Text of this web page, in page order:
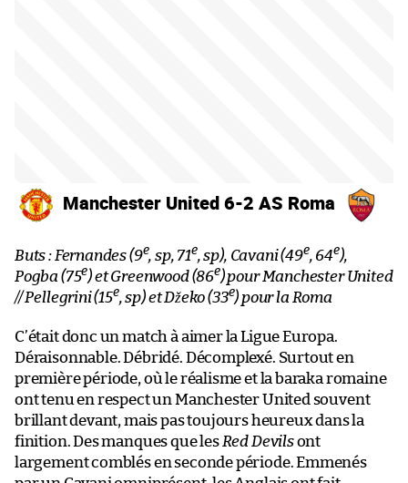
Manchester United 6-2 AS Roma
Buts : Fernandes (9e, sp, 71e, sp), Cavani (49e, 64e),
Pogba (75e) et Greenwood (86e) pour Manchester United
// Pellegrini (15e, sp) et Džeko (33e) pour la Roma
C’était donc un match à aimer la Ligue Europa.
Déraisonnable. Débridé. Décomplexé. Surtout en
première période, où le réalisme et la baraka romaine
ont tenu en respect un Manchester United souvent
brillant devant, mais pas toujours heureux dans la
finition. Des manques que les Red Devilsont
largement comblés en seconde période. Emmenés